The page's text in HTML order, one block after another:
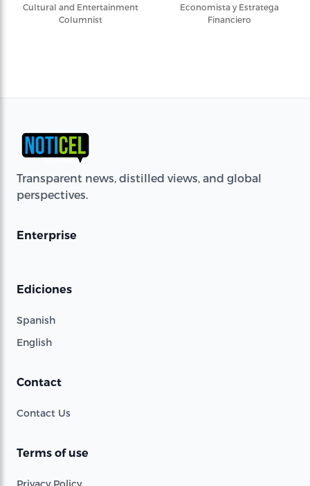
Cultural and Entertainment
Columnist
Economista y Estratega
Financiero
Transparent news, distilled views, and global
perspectives.
Enterprise
Ediciones
Spanish
English
Contact
Contact Us
Terms of use
Privacy Policy